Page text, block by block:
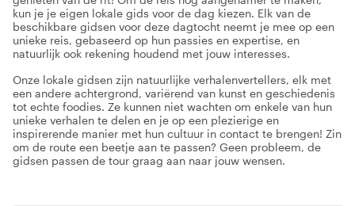
kun je je eigen lokale gids voor de dag kiezen. Elk van de
beschikbare gidsen voor deze dagtocht neemt je mee op een
unieke reis, gebaseerd op hun passies en expertise, en
natuurlijk ook rekening houdend met jouw interesses.
Onze lokale gidsen zijn natuurlijke verhalenvertellers, elk met
een andere achtergrond, variërend van kunst en geschiedenis
tot echte foodies. Ze kunnen niet wachten om enkele van hun
unieke verhalen te delen en je op een plezierige en
inspirerende manier met hun cultuur in contact te brengen! Zin
om de route een beetje aan te passen? Geen probleem, de
gidsen passen de tour graag aan naar jouw wensen.